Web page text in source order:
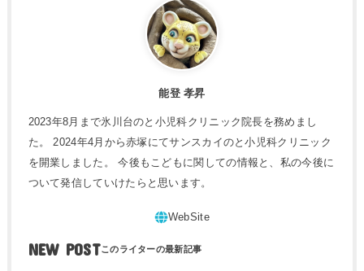
能登 孝昇
2023年8月まで氷川台のと小児科クリニック院長を務めまし
た。 2024年4月から赤塚にてサンスカイのと小児科クリニック
を開業しました。 今後もこどもに関しての情報と、私の今後に
ついて発信していけたらと思います。
NEW POST